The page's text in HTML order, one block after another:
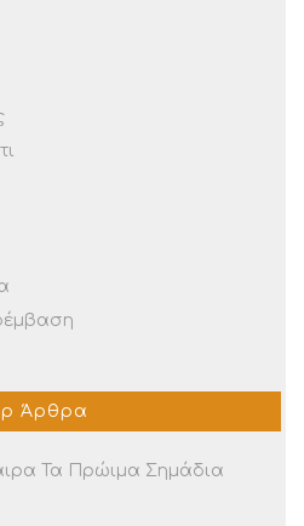
Άρθρα
Τα Πρώιμα Σημάδια